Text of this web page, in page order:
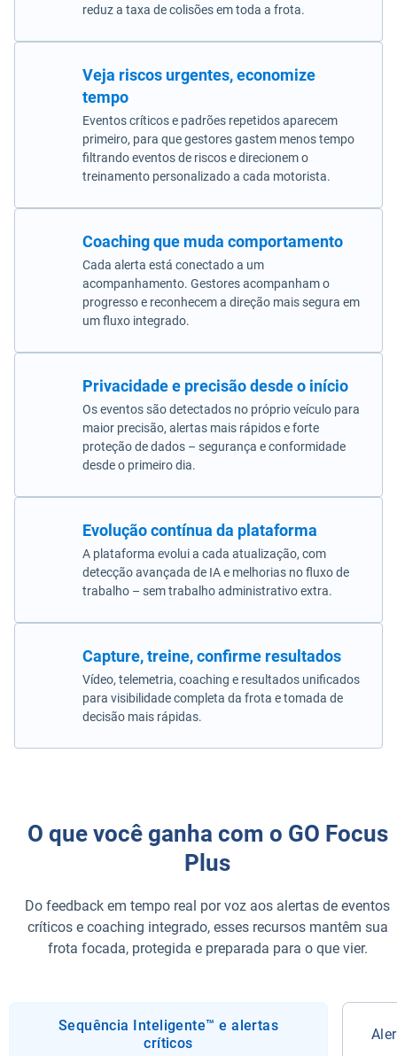
reduz a taxa de colisões em toda a frota.
Veja riscos urgentes, economize
tempo
Eventos críticos e padrões repetidos aparecem
primeiro, para que gestores gastem menos tempo
filtrando eventos de riscos e direcionem o
treinamento personalizado a cada motorista.
Coaching que muda comportamento
Cada alerta está conectado a um
acompanhamento. Gestores acompanham o
progresso e reconhecem a direção mais segura em
um fluxo integrado.
Privacidade e precisão desde o início
Os eventos são detectados no próprio veículo para
maior precisão, alertas mais rápidos e forte
proteção de dados – segurança e conformidade
desde o primeiro dia.
Evolução contínua da plataforma
A plataforma evolui a cada atualização, com
detecção avançada de IA e melhorias no fluxo de
trabalho – sem trabalho administrativo extra.
Capture, treine, confirme resultados
Vídeo, telemetria, coaching e resultados unificados
para visibilidade completa da frota e tomada de
decisão mais rápidas.
O que você ganha com o GO Focus
Plus
Do feedback em tempo real por voz aos alertas de eventos
críticos e coaching integrado, esses recursos mantêm sua
frota focada, protegida e preparada para o que vier.
Sequência Inteligente™ e alertas
críticos